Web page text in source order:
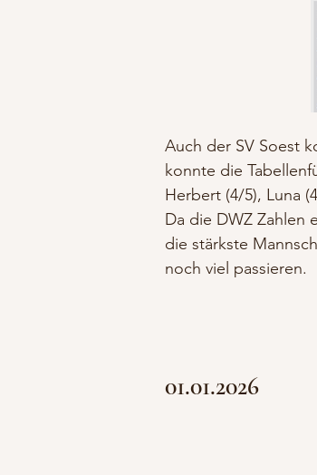
Auch der SV Soest
konnte die
Herbert (4/5), Luna
Da die DWZ Zahlen
die stärkste
noch viel passieren.
01.01.2026